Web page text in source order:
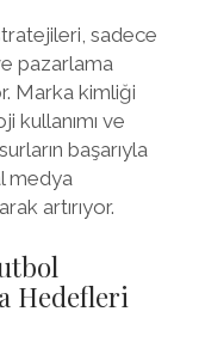
sadece
pazarlama
Marka kimliği
kullanımı ve
başarıyla
medya
artırıyor.
Hedefleri